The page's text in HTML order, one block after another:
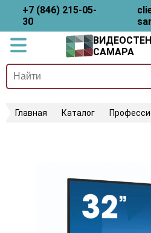
+7 (846) 215-05-
30
САМАРА
Главная Каталог